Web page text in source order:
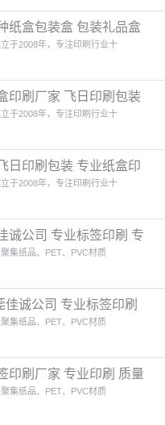
纸盒包装盒 包装礼品盒
于2008年，专注印刷行业十
印刷厂家 飞日印刷包装
于2008年，专注印刷行业十
日印刷包装 专业纸盒印
于2008年，专注印刷行业十
诚公司 专业标签印刷 专
集纸品、PET、PVC材质
诚公司 专业标签印刷
集纸品、PET、PVC材质
印刷厂家 专业印刷 质量
集纸品、PET、PVC材质